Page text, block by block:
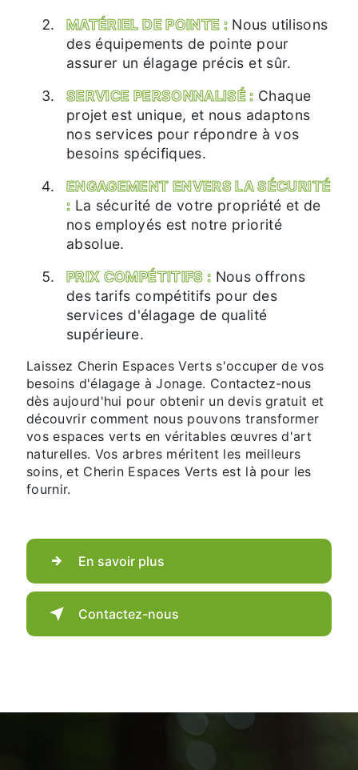
MATÉRIEL DE POINTE : Nous utilisons
des équipements de pointe pour
assurer un élagage précis et sûr.
SERVICE PERSONNALISÉ : Chaque
projet est unique, et nous adaptons
nos services pour répondre à vos
besoins spécifiques.
ENGAGEMENT ENVERS LA SÉCURITÉ
: La sécurité de votre propriété et de
nos employés est notre priorité
absolue.
PRIX COMPÉTITIFS : Nous offrons
des tarifs compétitifs pour des
services d'élagage de qualité
supérieure.
Laissez Cherin Espaces Verts s'occuper de vos
besoins d'élagage à Jonage. Contactez-nous
dès aujourd'hui pour obtenir un devis gratuit et
découvrir comment nous pouvons transformer
vos espaces verts en véritables œuvres d'art
naturelles. Vos arbres méritent les meilleurs
soins, et Cherin Espaces Verts est là pour les
fournir.
En savoir plus
Contactez-nous